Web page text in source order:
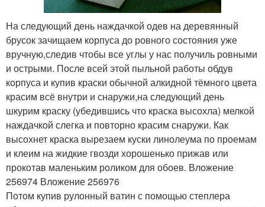
На следующий день наждачкой одев на деревянный
брусок зачищаем корпуса до ровного состояния уже
вручную,следив чтобы все углы у нас получиль ровными
и острыми. После всей этой пыльной работы обдув
корпуса и купив краски обычной алкидной тёмного цвета
красим всё внутри и снаружи,на следующий день
шкурим краску (убедившись что краска высохла) мелкой
наждачкой слегка и повторно красим снаружи. Как
высохнет краска вырезаем куски линолеума по проемам
и клеим на жидкие гвозди хорошенько прижав или
прокотав маленьким роликом для обоев. Вложение
256974 Вложение 256976
Потом купив рулонный ватин с помощью степлера